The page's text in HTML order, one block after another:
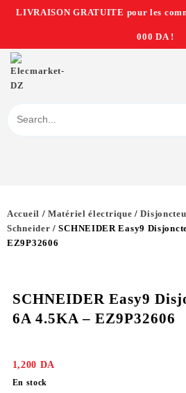
LIVRAISON GRATUITE pour les
000 DA !
Accueil /Matériel électrique /
Schneider / SCHNEIDER Easy9
EZ9P32606
SCHNEIDER Easy9
6A 4.5KA – EZ9P32606
1,200 DA
En stock